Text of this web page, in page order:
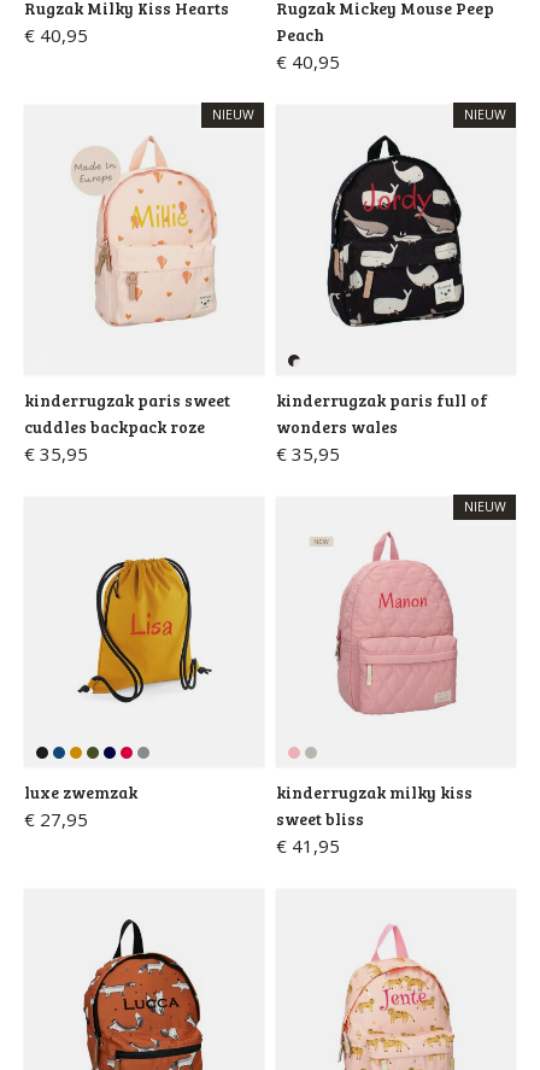
Rugzak Milky Kiss Hearts
€ 40,95
Rugzak Mickey Mouse Peep
Peach
€ 40,95
NIEUW
kinderrugzak paris sweet
cuddles backpack roze
€ 35,95
NIEUW
kinderrugzak paris full of
wonders wales
€ 35,95
luxe zwemzak
€ 27,95
NIEUW
kinderrugzak milky kiss
sweet bliss
€ 41,95